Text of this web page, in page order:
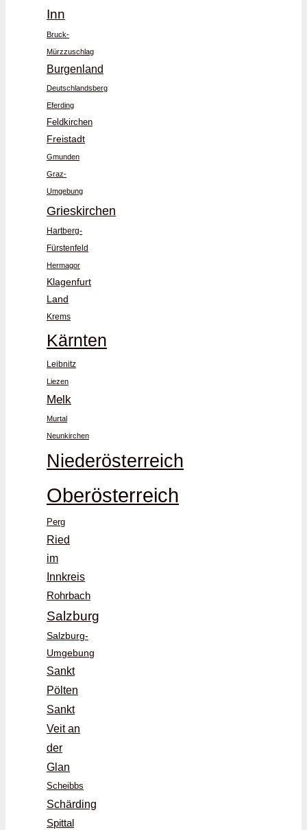
Inn
Bruck-
Mürzzuschlag
Burgenland
Deutschlandsberg
Eferding
Feldkirchen
Freistadt
Gmunden
Graz-
Umgebung
Grieskirchen
Hartberg-
Fürstenfeld
Hermagor
Klagenfurt
Land
Krems
Kärnten
Leibnitz
Liezen
Melk
Murtal
Neunkirchen
Niederösterreich
Oberösterreich
Perg
Ried
im
Innkreis
Rohrbach
Salzburg
Salzburg-
Umgebung
Sankt
Pölten
Sankt
Veit an
der
Glan
Scheibbs
Schärding
Spittal